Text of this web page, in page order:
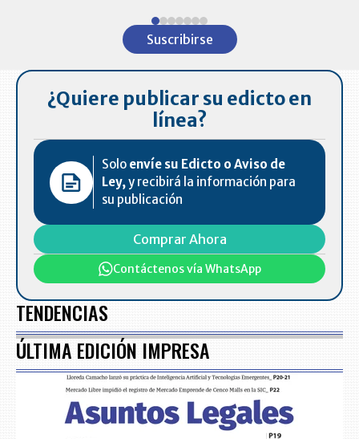
Suscribirse
¿Quiere publicar su edicto en
línea?
Solo envíe su Edicto o Aviso de
Ley,y recibirá la información para
su publicación
Comprar Ahora
Contáctenos vía WhatsApp
TENDENCIAS
ÚLTIMA EDICIÓN IMPRESA